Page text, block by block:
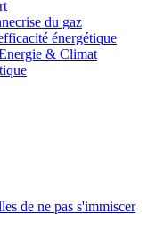
crise du gaz
énergétique
& Climat
de ne pas s'immiscer